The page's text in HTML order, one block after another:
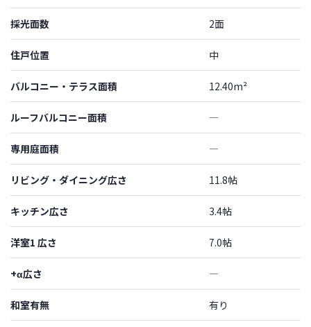
採光面数 2面
住戸位置 中
バルコニー・テラス面積 12.40m²
ルーフバルコニー面積 ―
専用庭面積 ―
リビング・ダイニング広さ 11.8帖
キッチン広さ 3.4帖
洋室1 広さ 7.0帖
+α広さ ―
和室有無 有り